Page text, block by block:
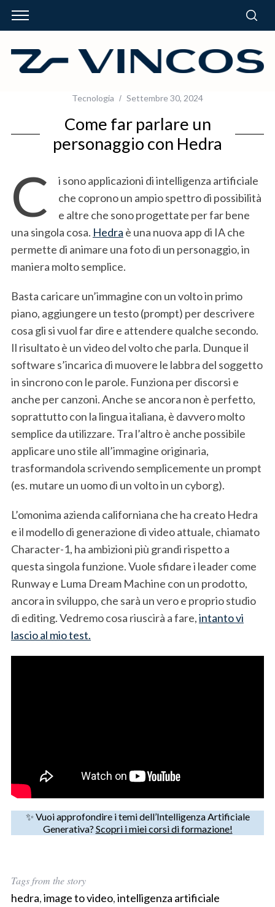
Tecnologia Settembre 30, 2024
Come far parlare un
personaggio con Hedra
C
i sono applicazioni di intelligenza artificiale
che coprono un ampio spettro di possibilità
e altre che sono progettate per far bene
una singola cosa. Hedra è una nuova app di IA che
permette di animare una foto di un personaggio, in
maniera molto semplice.
Basta caricare un’immagine con un volto in primo
piano, aggiungere un testo (prompt) per descrivere
cosa gli si vuol far dire e attendere qualche secondo.
Il risultato è un video del volto che parla. Dunque il
software s’incarica di muovere le labbra del soggetto
in sincrono con le parole. Funziona per discorsi e
anche per canzoni. Anche se ancora non è perfetto,
soprattutto con la lingua italiana, è davvero molto
semplice da utilizzare. Tra l’altro è anche possibile
applicare uno stile all’immagine originaria,
trasformandola scrivendo semplicemente un prompt
(es. mutare un uomo di un volto in un cyborg).
L’omonima azienda californiana che ha creato Hedra
e il modello di generazione di video attuale, chiamato
Character-1, ha ambizioni più grandi rispetto a
questa singola funzione. Vuole sfidare i leader come
Runway e Luma Dream Machine con un prodotto,
ancora in sviluppo, che sarà un vero e proprio studio
di editing. Vedremo cosa riuscirà a fare,intanto vi
lascio al mio test.
✨ Vuoi approfondire i temi dell’Intelligenza Artificiale
Generativa? Scopri i miei corsi di formazione!
Tags from the story
hedra,image to video,intelligenza artificiale
e